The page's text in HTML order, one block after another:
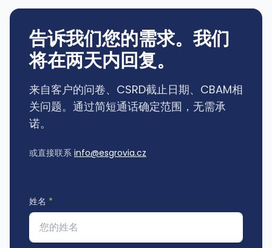
告诉我们您的需求。我们
将在两天内回复。
来自客户的问卷、CSRD截止日期、CBAM相
关问题。通过简短通话确定范围，无需承
诺。
或直接联系 info@esgrovia.cz
姓名 *